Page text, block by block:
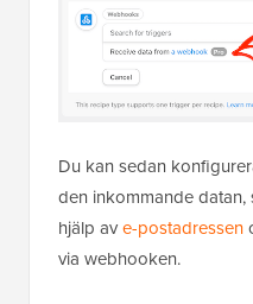
Du kan sedan
den inkommande
hjälp ave-postadressen
via webhooken.